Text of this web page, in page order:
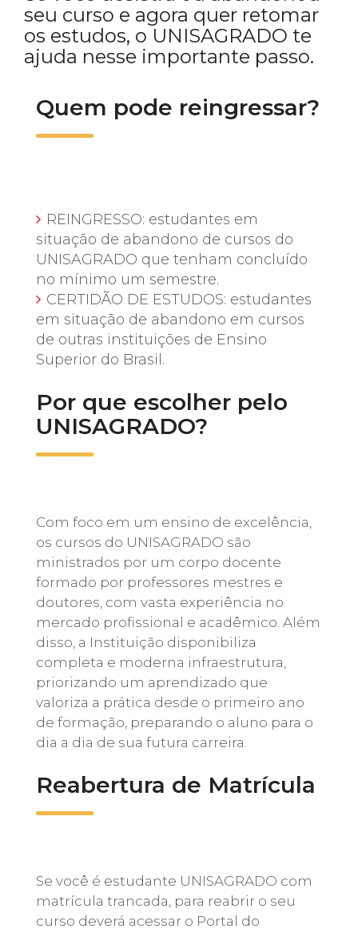
seu curso e agora quer retomar
os estudos, o UNISAGRADO te
ajuda nesse importante passo.
Quem pode reingressar?
REINGRESSO: estudantes em
situação de abandono de cursos do
UNISAGRADO que tenham concluído
no mínimo um semestre.
CERTIDÃO DE ESTUDOS: estudantes
em situação de abandono em cursos
de outras instituições de Ensino
Superior do Brasil.
Por que escolher pelo
UNISAGRADO?
Com foco em um ensino de excelência,
os cursos do UNISAGRADO são
ministrados por um corpo docente
formado por professores mestres e
doutores, com vasta experiência no
mercado profissional e acadêmico. Além
disso, a Instituição disponibiliza
completa e moderna infraestrutura,
priorizando um aprendizado que
valoriza a prática desde o primeiro ano
de formação, preparando o aluno para o
dia a dia de sua futura carreira.
Reabertura de Matrícula
Se você é estudante UNISAGRADO com
matrícula trancada, para reabrir o seu
curso deverá acessar o Portal do